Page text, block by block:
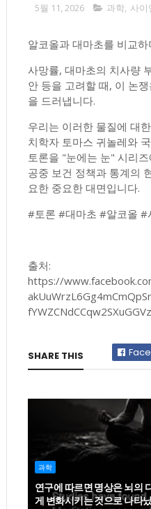
5월 11, 2026 과학, 사이
알코올과 대마초를 비교
사망률, 대마초의 치사량
안 등을 고려할 때, 이 논
을 드러냅니다.
우리는 이러한 물질에 대
치학자 토마스 귀놀레와
토론을 "눈에는 눈" 시리
공중 보건 정책과 통계의
요한 중요한 대면입니다.
#토론 #대마초 #알코올 #
출처:
https://
SHARE THIS
과학
연구에 따르면 명상은 뇌의
게 변화시키는 것으로 나타